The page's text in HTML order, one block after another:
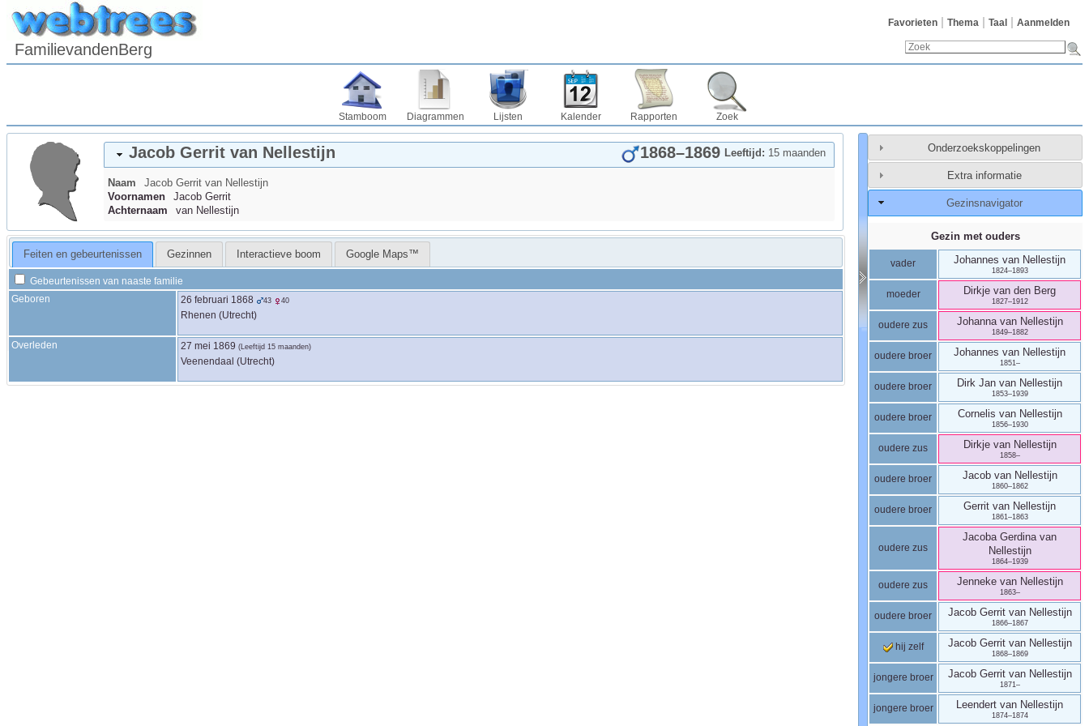
Favorieten Thema Taal Aanmelden
FamilievandenBerg
Stamboom Diagrammen Lijsten Kalender Rapporten Zoek
Jacob Gerrit van Nellestijn Leeftijd: 15 maanden
1868–1869
Naam Jacob Gerrit van Nellestijn
Voornamen
Jacob Gerrit
Achternaam
van Nellestijn
Feiten en gebeurtenissen Gezinnen Interactieve boom Google Maps™
Gebeurtenissen van naaste familie
Geboren
26 februari 1868 43 40
Rhenen (Utrecht)
Overleden 27 mei 1869 (Leeftijd 15 maanden)
Veenendaal (Utrecht)
Onderzoekskoppelingen
Extra informatie
Gezinsnavigator
Gezin met ouders
vader Johannes van Nellestijn
1824–1893
moeder Dirkje van den Berg
1827–1912
oudere zus Johanna van Nellestijn
1849–1882
oudere broer Johannes van Nellestijn
1851 –
oudere broer Dirk Jan van Nellestijn
1853–1939
oudere broer Cornelis van Nellestijn
1856–1930
oudere zus Dirkje van Nellestijn
1858–
oudere broer Jacob van Nellestijn
1860–1862
oudere broer Gerrit van Nellestijn
1861 –1863
oudere zus
Jacoba Gerdina van
Nellestijn
1864–1939
oudere zus Jenneke van Nellestijn
1863–
oudere broer Jacob Gerrit van Nellestijn
1866–1867
hij zelf Jacob Gerrit van Nellestijn
1868–1869
jongere broer Jacob Gerrit van Nellestijn
1871 –
jongere broer Leendert van Nellestijn
1874–1874